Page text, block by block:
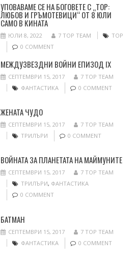
УПОВАВАМЕ СЕ НА БОГОВЕТЕ С „ТОР:
ЛЮБОВ И ГРЪМОТЕВИЦИ“ ОТ 8 ЮЛИ
САМО В КИНАТА
ЮЛИ 8, 2022 7 TOP TEAM
ТОР
0 COMMENT
МЕЖДУЗВЕЗДНИ ВОЙНИ ЕПИЗОД IX
СЕПТЕМВРИ 15, 2017
7 TOP TEAM
ФАНТАСТИКА
0 COMMENT
ЖЕНАТА ЧУДО
СЕПТЕМВРИ 15, 2017
7 TOP TEAM
ТРИЛЪРИ
0 COMMENT
ВОЙНАТА ЗА ПЛАНЕТАТА НА МАЙМУНИТЕ
СЕПТЕМВРИ 15, 2017
7 TOP TEAM
ТРИЛЪРИ, ФАНТАСТИКА
0 COMMENT
БАТМАН
СЕПТЕМВРИ 15, 2017
7 TOP TEAM
ФАНТАСТИКА
0 COMMENT